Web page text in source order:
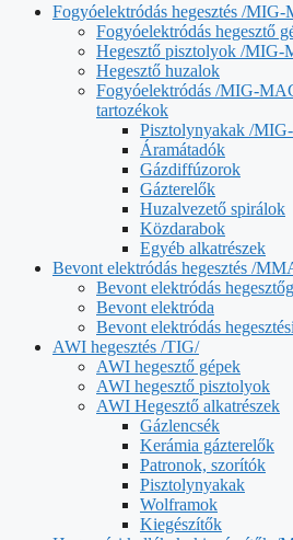
Fogyóelektródás hegesztés /
Fogyóelektródás hegesztő
Hegesztő pisztolyok /MIG-
Hegesztő huzalok
Fogyóelektródás /MIG-
tartozékok
Pisztolynyakak /
Áramátadók
Gázdiffúzorok
Gázterelők
Huzalvezető spirálok
Közdarabok
Egyéb alkatrészek
Bevont elektródás hegesztés /
Bevont elektródás
Bevont elektróda
Bevont elektródás
AWI hegesztés /TIG/
AWI hegesztő gépek
AWI hegesztő pisztolyok
AWI Hegesztő alkatrészek
Gázlencsék
Kerámia gázterelők
Patronok, szorítók
Pisztolynyakak
Wolframok
Kiegészítők